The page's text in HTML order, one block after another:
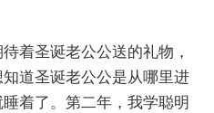
着圣诞老公公送的礼物，
道圣诞老公公是从哪里进
着了。第二年，我学聪明